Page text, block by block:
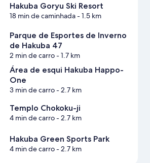
Hakuba Goryu Ski Resort
18 min de caminhada- 1.5 km
Parque de Esportes de Inverno
de Hakuba 47
2 min de carro- 1.7 km
Área de esqui Hakuba Happo-
One
3 min de carro- 2.7 km
Templo Chokoku-ji
4 min de carro- 2.7 km
Hakuba Green Sports Park
4 min de carro- 2.7 km